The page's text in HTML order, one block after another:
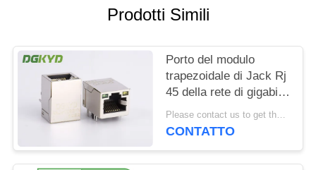
NORME
SULLA
PRIVACY
Prodotti Simili
Porto del modulo
trapezoidale di Jack Rj
45 della rete di gigabit
di KRJ-H009GYNL
singolo con il LED
Please contact us to get the latest price. MOQ:1 pezzo
CONTATTO